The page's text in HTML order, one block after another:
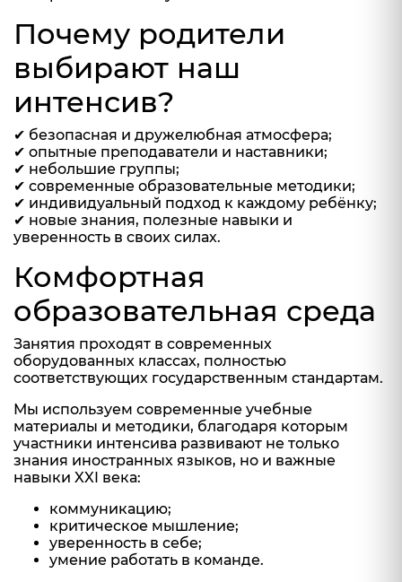
Почему родители
выбирают наш
интенсив?
✔ безопасная и дружелюбная атмосфера;
✔ опытные преподаватели и наставники;
✔ небольшие группы;
✔ современные образовательные методики;
✔ индивидуальный подход к каждому ребёнку;
✔ новые знания, полезные навыки и
уверенность в своих силах.
Комфортная
образовательная среда
Занятия проходят в современных
оборудованных классах, полностью
соответствующих государственным стандартам.
Мы используем современные учебные
материалы и методики, благодаря которым
участники интенсива развивают не только
знания иностранных языков, но и важные
навыки XXI века:
коммуникацию;
критическое мышление;
уверенность в себе;
умение работать в команде.